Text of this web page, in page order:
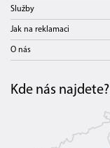
Služby
Jak na reklamaci
O nás
Kde nás najdete?